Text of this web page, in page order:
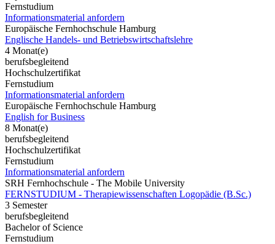
Fernstudium
Informationsmaterial anfordern
Europäische Fernhochschule Hamburg
Englische Handels- und Betriebswirtschaftslehre
4 Monat(e)
berufsbegleitend
Hochschulzertifikat
Fernstudium
Informationsmaterial anfordern
Europäische Fernhochschule Hamburg
English for Business
8 Monat(e)
berufsbegleitend
Hochschulzertifikat
Fernstudium
Informationsmaterial anfordern
SRH Fernhochschule - The Mobile University
FERNSTUDIUM - Therapiewissenschaften Logopädie (B.Sc.)
3 Semester
berufsbegleitend
Bachelor of Science
Fernstudium